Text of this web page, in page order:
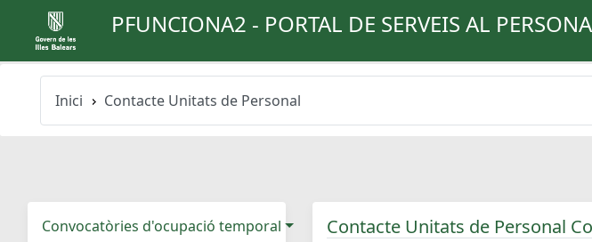
PFUNCIONA2 - PORTAL DE SERVEIS AL
Inici Contacte Unitats de Personal
Convocatòries d'ocupació temporal
Contacte Unitats de Personal